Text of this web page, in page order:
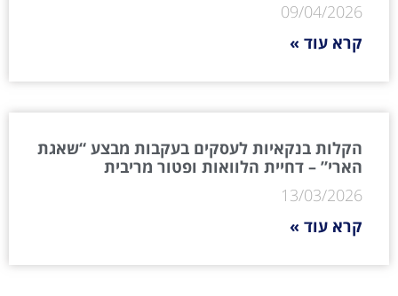
09/04/2026
קרא עוד »
הקלות בנקאיות לעסקים בעקבות מבצע “שאגת
הארי” – דחיית הלוואות ופטור מריבית
13/03/2026
קרא עוד »